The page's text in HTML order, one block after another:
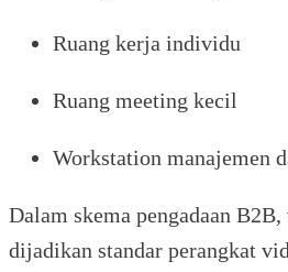
Ruang kerja individu
Ruang meeting kecil
Workstation manajemen
Dalam skema pengadaan
dijadikan standar perangkat